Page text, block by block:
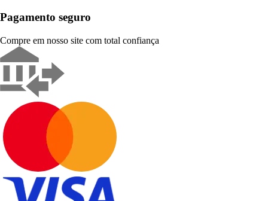
Pagamento seguro
Compre em nosso site com total confiança